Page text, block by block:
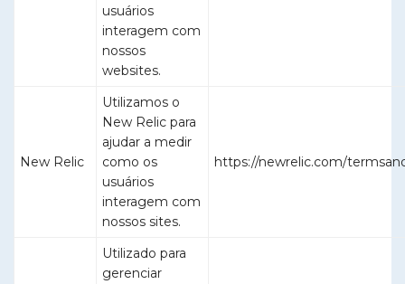
usuários
interagem com
nossos
websites.
New Relic
Utilizamos o
New Relic para
ajudar a medir
como os
usuários
interagem com
nossos sites.
https://newrelic.com/
Utilizado para
gerenciar